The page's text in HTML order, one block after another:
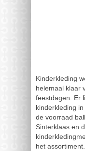
Kinderkleding
helemaal klaar
feestdagen. Er
kinderkleding
de voorraad
Sinterklaas en
het